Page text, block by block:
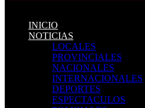
INICIO
NOTICIAS
LOCALES
PROVINCIALES
NACIONALES
INTERNACIONALES
DEPORTES
ESPECTACULOS